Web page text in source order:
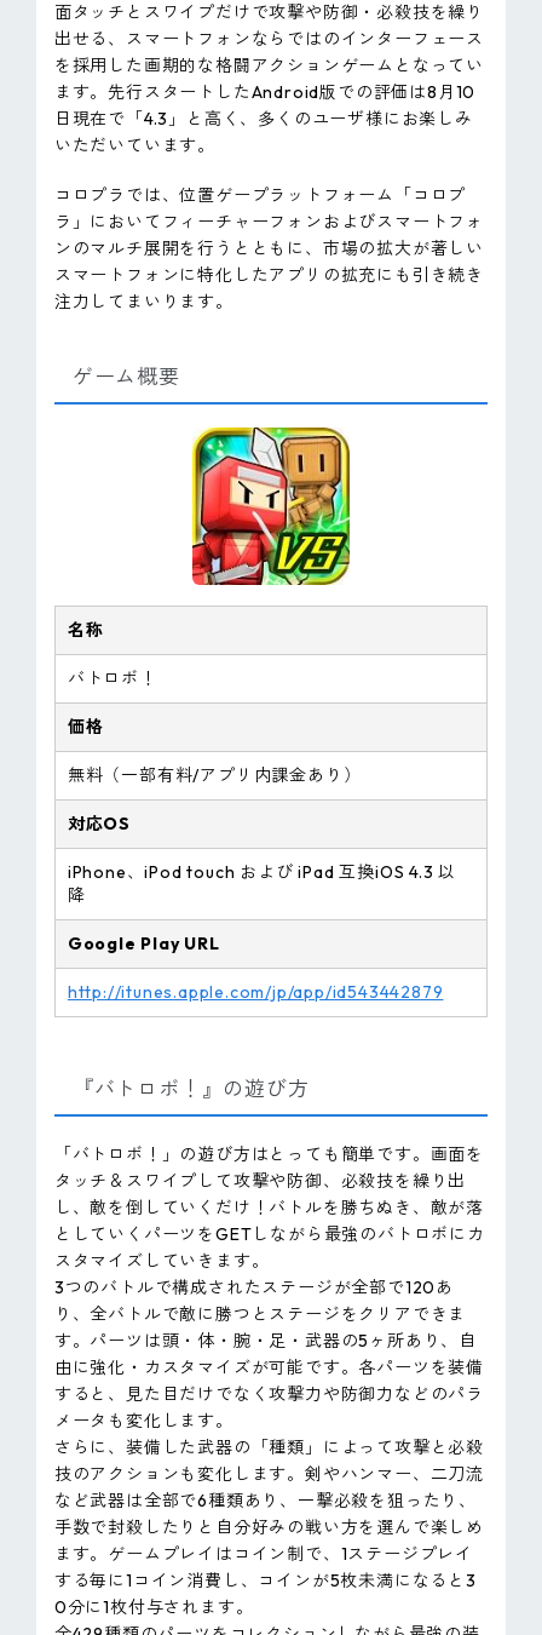
面タッチとスワイプだけで攻撃や防御・必殺技を繰り
出せる、スマートフォンならではのインターフェース
を採用した画期的な格闘アクションゲームとなってい
ます。先行スタートしたAndroid版での評価は8月10
日現在で「4.3」と高く、多くのユーザ様にお楽しみ
いただいています。
コロプラでは、位置ゲープラットフォーム「コロプ
ラ」においてフィーチャーフォンおよびスマートフォ
ンのマルチ展開を行うとともに、市場の拡大が著しい
スマートフォンに特化したアプリの拡充にも引き続き
注力してまいります。
ゲーム概要
名称
バトロボ！
価格
無料（一部有料/アプリ内課金あり）
対応OS
iPhone、iPod touch および iPad 互換iOS 4.3 以
降
Google Play URL
http://itunes.apple.com/jp/app/id543442879
『バトロボ！』の遊び方
「バトロボ！」の遊び方はとっても簡単です。画面を
タッチ＆スワイプして攻撃や防御、必殺技を繰り出
し、敵を倒していくだけ！バトルを勝ちぬき、敵が落
としていくパーツをGETしながら最強のバトロボにカ
スタマイズしていきます。
3つのバトルで構成されたステージが全部で120あ
り、全バトルで敵に勝つとステージをクリアできま
す。パーツは頭・体・腕・足・武器の5ヶ所あり、自
由に強化・カスタマイズが可能です。各パーツを装備
すると、見た目だけでなく攻撃力や防御力などのパラ
メータも変化します。
さらに、装備した武器の「種類」によって攻撃と必殺
技のアクションも変化します。剣やハンマー、二刀流
など武器は全部で6種類あり、一撃必殺を狙ったり、
手数で封殺したりと自分好みの戦い方を選んで楽しめ
ます。ゲームプレイはコイン制で、1ステージプレイ
する毎に1コイン消費し、コインが5枚未満になると3
0分に1枚付与されます。